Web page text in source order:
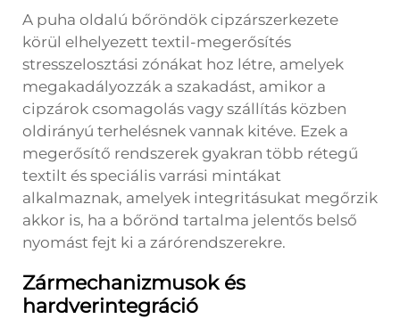
A puha oldalú bőröndök cipzárszerkezete
körül elhelyezett textil-megerősítés
stresszelosztási zónákat hoz létre, amelyek
megakadályozzák a szakadást, amikor a
cipzárok csomagolás vagy szállítás közben
oldirányú terhelésnek vannak kitéve. Ezek a
megerősítő rendszerek gyakran több rétegű
textilt és speciális varrási mintákat
alkalmaznak, amelyek integritásukat megőrzik
akkor is, ha a bőrönd tartalma jelentős belső
nyomást fejt ki a zárórendszerekre.
Zármechanizmusok és
hardverintegráció